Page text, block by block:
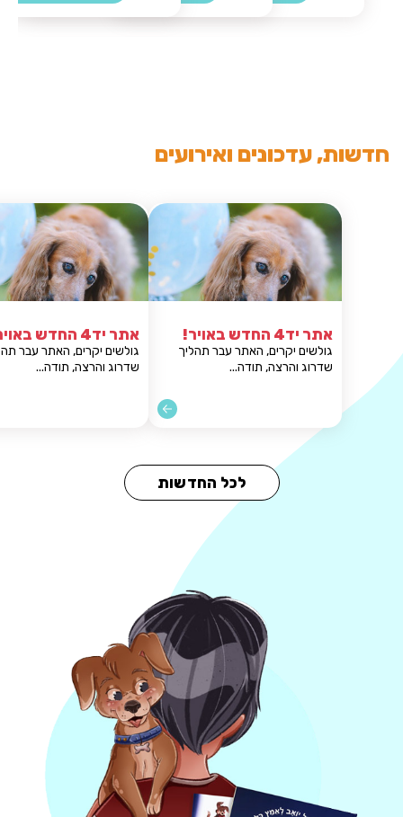
חדשות, עדכונים ואירועים
אתר יד4 החדש באויר!
גולשים יקרים, האתר עבר תהליך
שדרוג והרצה, תודה...
אתר יד4 החדש באויר!
גולשים יקרים,
שדרוג והרצה,
לכל החדשות